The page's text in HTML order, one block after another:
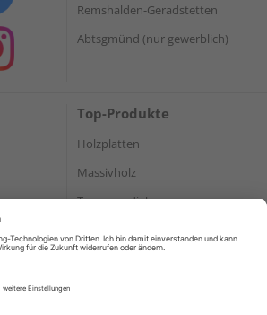
Remshalden-Geradstetten
Abtsgmünd (nur gewerblich)
Top-Produkte
Holzplatten
Massivholz
Terrassendielen